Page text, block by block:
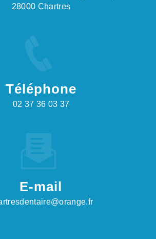
28000 Chartres
Téléphone
02 37 36 03 37
E-mail